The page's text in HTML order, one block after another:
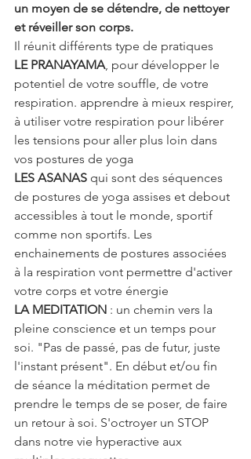
un moyen de se détendre, de nettoyer
et réveiller son corps.
Il réunit différents type de pratiques
LE PRANAYAMA, pour développer le
potentiel de votre souffle, de votre
respiration. apprendre à mieux respirer,
à utiliser votre respiration pour libérer
les tensions pour aller plus loin dans
vos postures de yoga
LES ASANAS qui sont des séquences
de postures de yoga assises et debout
accessibles à tout le monde, sportif
comme non sportifs. Les
enchainements de postures associées
à la respiration vont permettre d'activer
votre corps et votre énergie
LA MEDITATION : un chemin vers la
pleine conscience et un temps pour
soi. "Pas de passé, pas de futur, juste
l'instant présent". En début et/ou fin
de séance la méditation permet de
prendre le temps de se poser, de faire
un retour à soi. S'octroyer un STOP
dans notre vie hyperactive aux